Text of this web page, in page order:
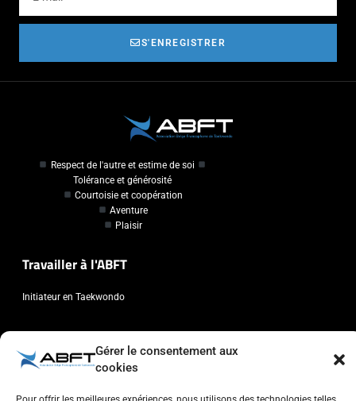
Gérer le consentement aux
cookies
S'ENREGISTRER
Respect de l'autre et estime de soi
Tolérance et générosité
Courtoisie et coopération
Aventure
Plaisir
Travailler à l'ABFT
Initiateur en Taekwondo
Contact
Association Belge Francophone de Taekwondo